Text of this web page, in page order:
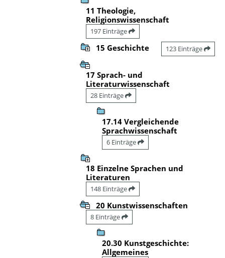
11 Theologie,
Religionswissenschaft
197 Einträge
15 Geschichte 123 Einträge
17 Sprach- und
Literaturwissenschaft
28 Einträge
17.14 Vergleichende
Sprachwissenschaft
6 Einträge
18 Einzelne Sprachen und
Literaturen
148 Einträge
20 Kunstwissenschaften
8 Einträge
20.30 Kunstgeschichte:
Allgemeines